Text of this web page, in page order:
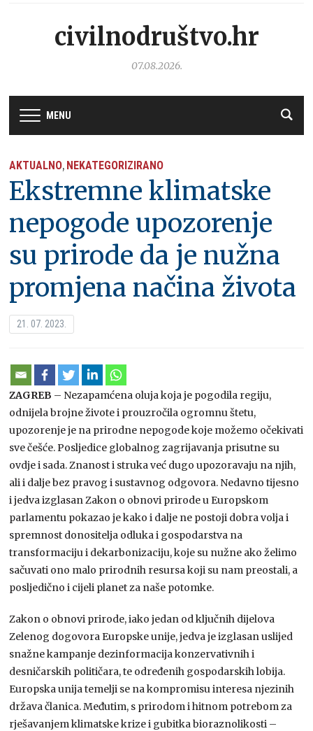
civilnodruštvo.hr
07.08.2026.
MENU
AKTUALNO, NEKATEGORIZIRANO
Ekstremne klimatske
nepogode upozorenje
su prirode da je nužna
promjena načina života
21. 07. 2023.
ZAGREB – Nezapamćena oluja koja je pogodila regiju,
odnijela brojne živote i prouzročila ogromnu štetu,
upozorenje je na prirodne nepogode koje možemo očekivati
sve češće. Posljedice globalnog zagrijavanja prisutne su
ovdje i sada. Znanost i struka već dugo upozoravaju na njih,
ali i dalje bez pravog i sustavnog odgovora. Nedavno tijesno
i jedva izglasan Zakon o obnovi prirode u Europskom
parlamentu pokazao je kako i dalje ne postoji dobra volja i
spremnost donositelja odluka i gospodarstva na
transformaciju i dekarbonizaciju, koje su nužne ako želimo
sačuvati ono malo prirodnih resursa koji su nam preostali, a
posljedično i cijeli planet za naše potomke.
Zakon o obnovi prirode, iako jedan od ključnih dijelova
Zelenog dogovora Europske unije, jedva je izglasan uslijed
snažne kampanje dezinformacija konzervativnih i
desničarskih političara, te određenih gospodarskih lobija.
Europska unija temelji se na kompromisu interesa njezinih
država članica. Međutim, s prirodom i hitnom potrebom za
rješavanjem klimatske krize i gubitka bioraznolikosti –